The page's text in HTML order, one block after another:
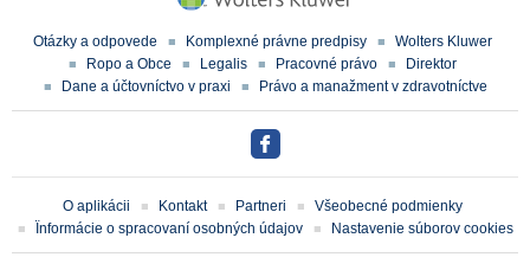
Otázky a odpovede Komplexné právne predpisy
Wolters Kluwer
Ropo a Obce
Legalis Pracovné právo
Direktor
Dane a účtovníctvo v praxi
Právo a manažment v zdravotníctve
O aplikácii Kontakt Partneri
Všeobecné podmienky
Ïnformácie o spracovaní osobných údajov
Nastavenie súborov cookies